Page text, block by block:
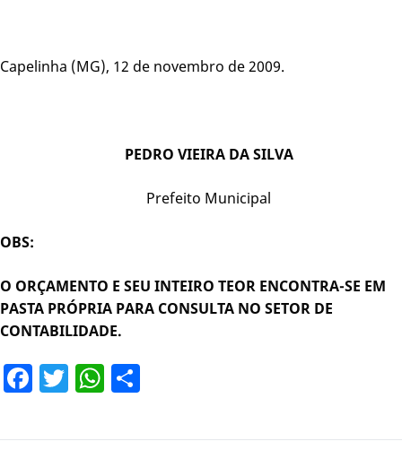
Capelinha (MG), 12 de novembro de 2009.
PEDRO VIEIRA DA SILVA
Prefeito Municipal
OBS:
O ORÇAMENTO E SEU INTEIRO TEOR ENCONTRA-SE EM
PASTA PRÓPRIA PARA CONSULTA NO SETOR DE
CONTABILIDADE.
Facebook
TwitterWhatsApp